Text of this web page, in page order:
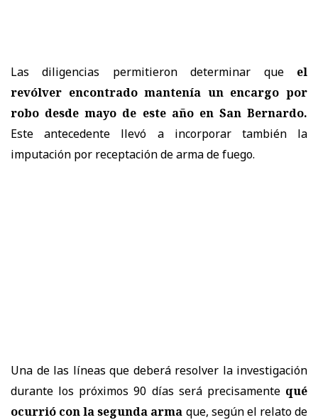
Las diligencias permitieron determinar que el
revólver encontrado mantenía un encargo por
robo desde mayo de este año en San Bernardo.
Este antecedente llevó a incorporar también la
imputación por receptación de arma de fuego.
Una de las líneas que deberá resolver la investigación
durante los próximos 90 días será precisamentequé
ocurrió con la segunda arma que, según el relato de